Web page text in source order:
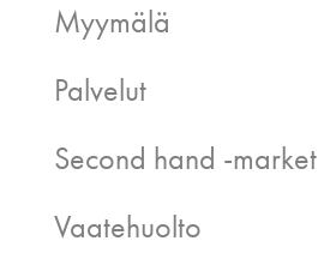
Myymälä
Palvelut
Second hand -market
Vaatehuolto